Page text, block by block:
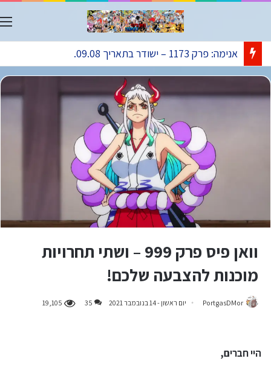
אנימה: פרק 1173 – ישודר בתאריך 09.08.
וואן פיס פרק 999 – ושתי תחרויות
מוכנות להצבעה שלכם!
PortgasDMor יום ראשון - 14 בנובמבר 2021 35
19,105
היי חברים,